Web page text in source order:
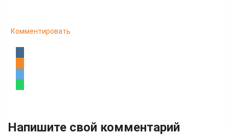
Комментировать
Напишите свой комментарий